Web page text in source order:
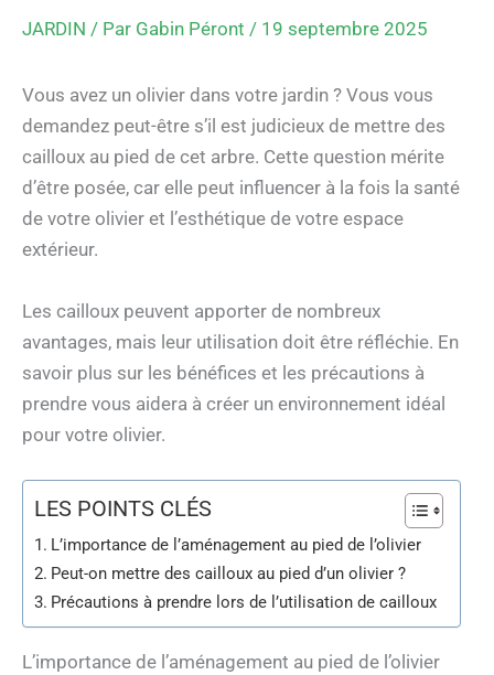
JARDIN / Par Gabin Péront / 19 septembre 2025
Vous avez un olivier dans votre jardin ? Vous vous
demandez peut-être s’il est judicieux de mettre des
cailloux au pied de cet arbre. Cette question mérite
d’être posée, car elle peut influencer à la fois la santé
de votre olivier et l’esthétique de votre espace
extérieur.
Les cailloux peuvent apporter de nombreux
avantages, mais leur utilisation doit être réfléchie. En
savoir plus sur les bénéfices et les précautions à
prendre vous aidera à créer un environnement idéal
pour votre olivier.
LES POINTS CLÉS
L’importance de l’aménagement au pied de l’olivier
Peut-on mettre des cailloux au pied d’un olivier ?
Précautions à prendre lors de l’utilisation de cailloux
L’importance de l’aménagement au pied de l’olivier